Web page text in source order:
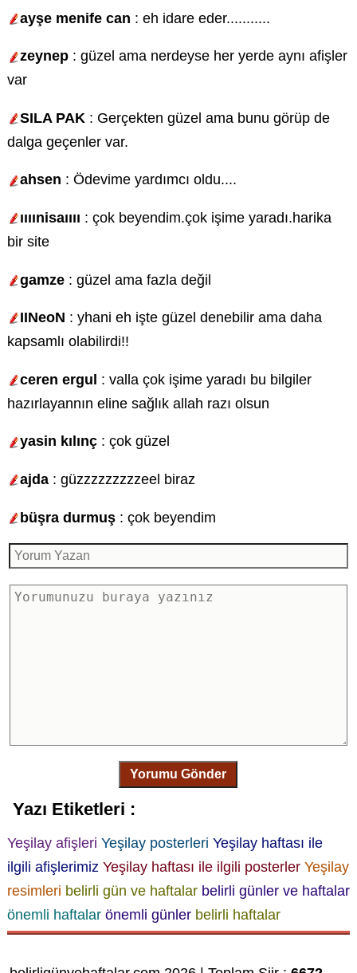
ayşe menife can : eh idare eder...........
zeynep: güzel ama nerdeyse her yerde aynı afişler
var
SILA PAK : Gerçekten güzel ama bunu görüp de
dalga geçenler var.
ahsen : Ödevime yardımcı oldu....
ıııınisaıııı : çok beyendim.çok işime yaradı.harika
bir site
gamze: güzel ama fazla değil
IINeoN : yhani eh işte güzel denebilir ama daha
kapsamlı olabilirdi!!
ceren ergul : valla çok işime yaradı bu bilgiler
hazırlayannın eline sağlık allah razı olsun
yasin kılınç: çok güzel
ajda: güzzzzzzzzzeel biraz
büşra durmuş: çok beyendim
Yorumu Gönder
Yazı Etiketleri :
Yeşilay afişleri Yeşilay posterleri Yeşilay haftası ile
ilgili afişlerimiz Yeşilay haftası ile ilgili posterler Yeşilay
resimleri belirli gün ve haftalar belirli günler ve haftalar
önemli haftalar önemli günler belirli haftalar